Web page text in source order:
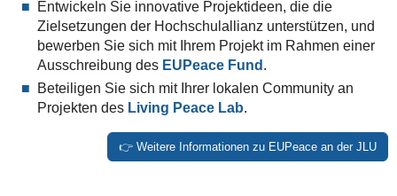
Entwickeln Sie innovative Projektideen, die die
Zielsetzungen der Hochschulallianz unterstützen, und
bewerben Sie sich mit Ihrem Projekt im Rahmen einer
Ausschreibung des EUPeace Fund .
Beteiligen Sie sich mit Ihrer lokalen Community an
Projekten des Living Peace Lab.
👉 Weitere Informationen zu EUPeace an der JLU